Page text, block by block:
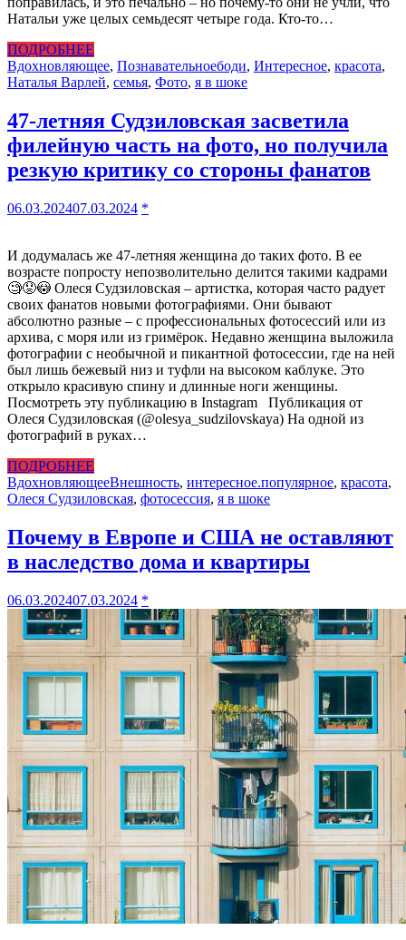
Натальи уже целых семьдесят четыре года. Кто-то…
ПОДРОБНЕЕ
Вдохновляющее, Познавательноебоди, Интересное, красота,
Наталья Варлей, семья, Фото, я в шоке
47-летняя Судзиловская засветила
филейную часть на фото, но получила
резкую критику со стороны фанатов
06.03.202407.03.2024 *
И додумалась же 47-летняя женщина до таких фото. В ее
возрасте попросту непозволительно делится такими кадрами
🧐😟😳 Олеся Судзиловская – артистка, которая часто радует
своих фанатов новыми фотографиями. Они бывают
абсолютно разные – с профессиональных фотосессий или из
архива, с моря или из гримёрок. Недавно женщина выложила
фотографии с необычной и пикантной фотосессии, где на ней
был лишь бежевый низ и туфли на высоком каблуке. Это
открыло красивую спину и длинные ноги женщины.
Посмотреть эту публикацию в Instagram Публикация от
Олеся Судзиловская (@olesya_sudzilovskaya) На одной из
фотографий в руках…
ПОДРОБНЕЕ
ВдохновляющееВнешность, интересное.популярное, красота,
Олеся Судзиловская, фотосессия, я в шоке
Почему в Европе и США не оставляют
в наследство дома и квартиры
06.03.202407.03.2024 *